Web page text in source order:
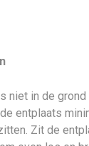
niet in de
entplaats
Zit de